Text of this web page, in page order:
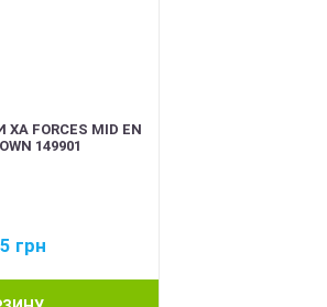
FORCES MID EN
149901
грн